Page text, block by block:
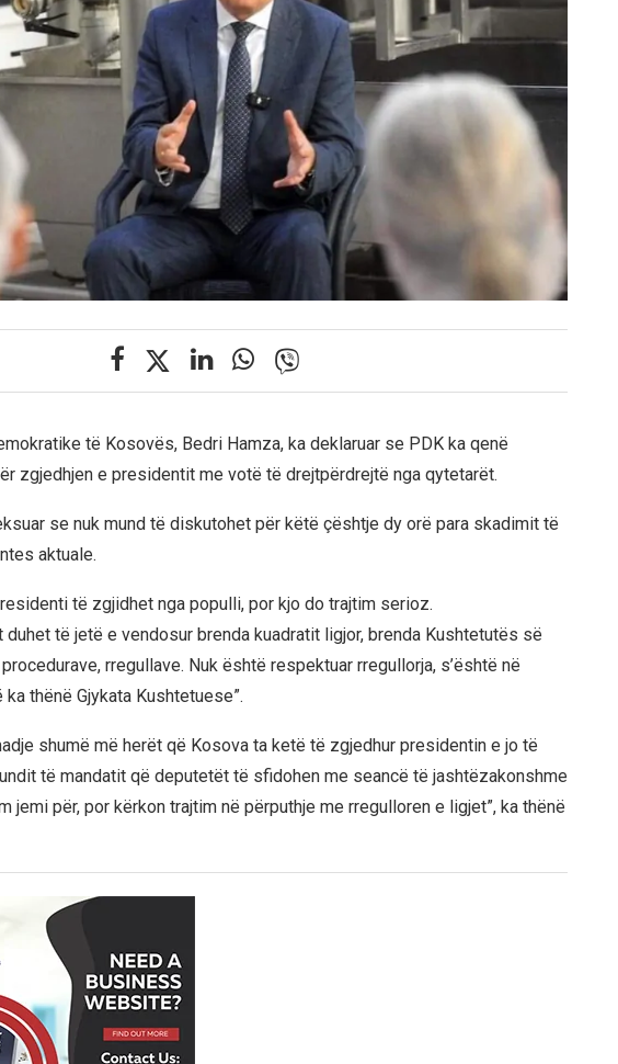
të Kosovës, Bedri Hamza, ka deklaruar se PDK ka qenë
zgjedhjen e presidentit me votë të drejtpërdrejtë nga qytetarët.
se nuk mund të diskutohet për këtë çështje dy orë para skadimit të
aktuale.
të zgjidhet nga populli, por kjo do trajtim serioz.
të jetë e vendosur brenda kuadratit ligjor, brenda Kushtetutës së
rregullave. Nuk është respektuar rregullorja, s’është në
thënë Gjykata Kushtetuese”.
shumë më herët që Kosova ta ketë të zgjedhur presidentin e jo të
të mandatit që deputetët të sfidohen me seancë të jashtëzakonshme
jemi për, por kërkon trajtim në përputhje me rregulloren e ligjet”, ka thënë